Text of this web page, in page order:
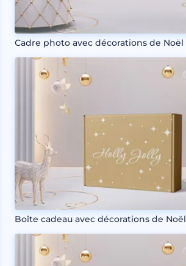
Cadre photo avec décorations de Noël
Boîte cadeau avec décorations de Noël